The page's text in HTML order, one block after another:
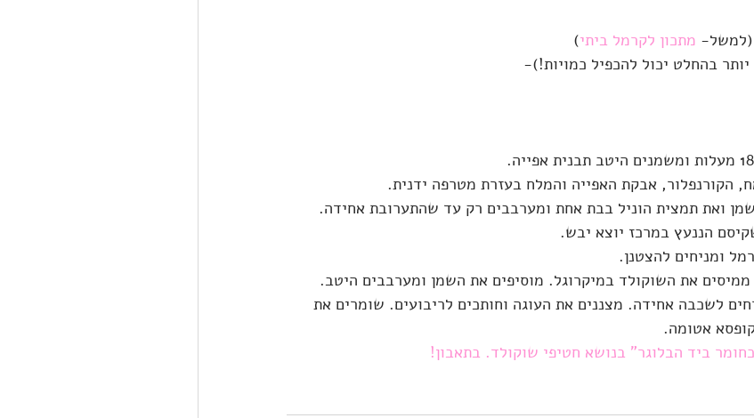
מתכון לקרמל ביתי)
בהחלט יכול להכפיל כמויות!)-
הקורנפלור, אבקת האפייה והמלח בעזרת מטרפה ידנית.
ואת תמצית הוניל בבת אחת ומערבבים רק עד שהתערובת אחידה.
ומניחים להצטנן.
את השוקולד במיקרוגל. מוסיפים את השמן ומערבבים היטב.
לשכבה אחידה. מצננים את העוגה וחותכים לריבועים. שומרים את
אטומה.
ביד הבלוגר" בנושא חטיפי שוקולד. בתאבון!